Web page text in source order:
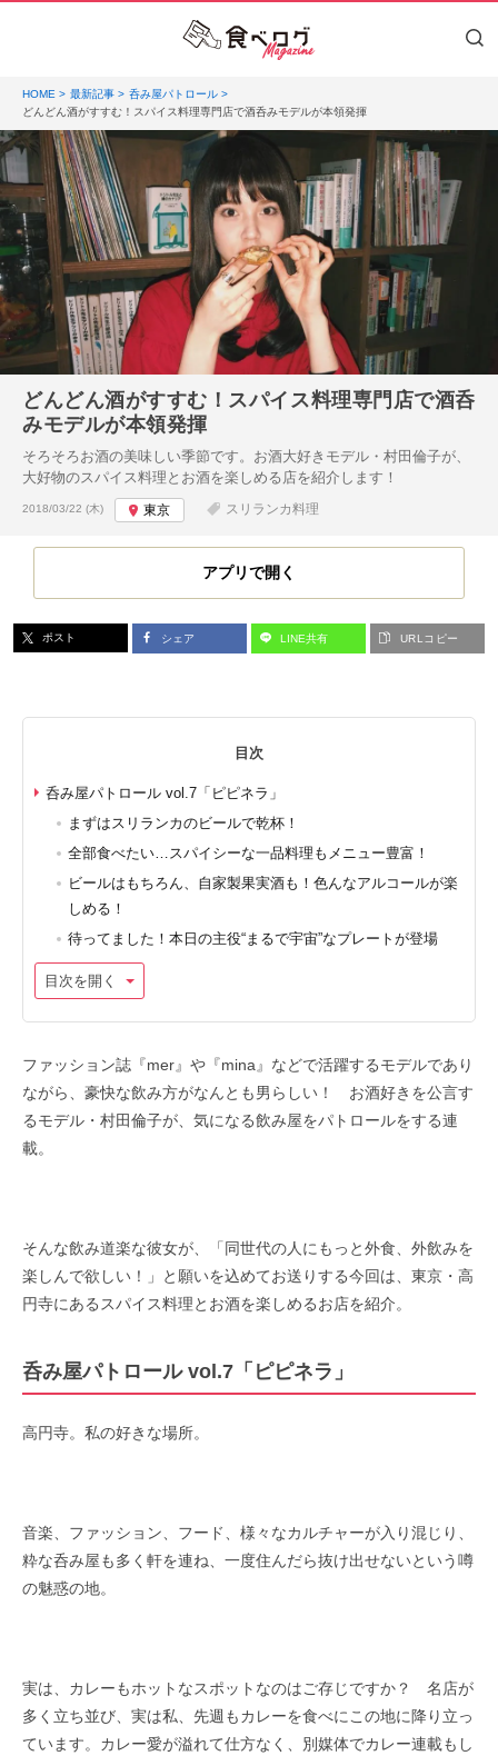
HOME 最新記事
呑み屋パトロール
どんどん酒がすすむ！スパイス料理専門店で酒呑みモデルが本領発揮
どんどん酒がすすむ！スパイス料理専門店で酒呑
みモデルが本領発揮
そろそろお酒の美味しい季節です。お酒大好きモデル・村田倫子が、
大好物のスパイス料理とお酒を楽しめる店を紹介します！
投稿日:
2018/03/22 (木) 東京 スリランカ料理
アプリで開く
ポスト シェア LINE共有 URLコピー
目次
呑み屋パトロール vol.7「ピピネラ」
まずはスリランカのビールで乾杯！
全部食べたい…スパイシーな一品料理もメニュー豊富！
ビールはもちろん、自家製果実酒も！色んなアルコールが楽
しめる！
待ってました！本日の主役“まるで宇宙”なプレートが登場
目次を開く
ファッション誌『mer』や『mina』などで活躍するモデルであり
ながら、豪快な飲み方がなんとも男らしい！ お酒好きを公言す
るモデル・村田倫子が、気になる飲み屋をパトロールをする連
載。
そんな飲み道楽な彼女が、「同世代の人にもっと外食、外飲みを
楽しんで欲しい！」と願いを込めてお送りする今回は、東京・高
円寺にあるスパイス料理とお酒を楽しめるお店を紹介。
呑み屋パトロール vol.7「ピピネラ」
高円寺。私の好きな場所。
音楽、ファッション、フード、様々なカルチャーが入り混じり、
粋な呑み屋も多く軒を連ね、一度住んだら抜け出せないという噂
の魅惑の地。
実は、カレーもホットなスポットなのはご存じですか？ 名店が
多く立ち並び、実は私、先週もカレーを食べにこの地に降り立っ
ています。カレー愛が溢れて仕方なく、別媒体でカレー連載もし